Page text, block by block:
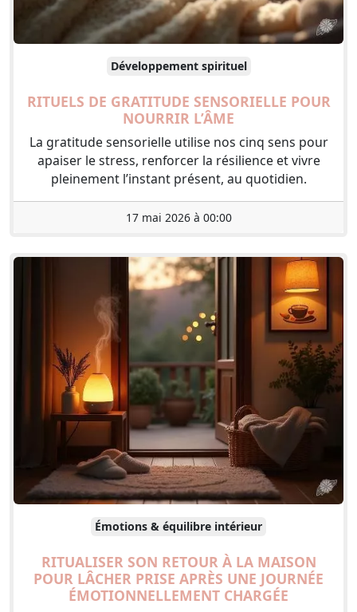
Développement spirituel
RITUELS DE GRATITUDE SENSORIELLE POUR
NOURRIR L’ÂME
La gratitude sensorielle utilise nos cinq sens pour
apaiser le stress, renforcer la résilience et vivre
pleinement l’instant présent, au quotidien.
17 mai 2026 à 00:00
Émotions & équilibre intérieur
RITUALISER SON RETOUR À LA MAISON
POUR LÂCHER PRISE APRÈS UNE JOURNÉE
ÉMOTIONNELLEMENT CHARGÉE